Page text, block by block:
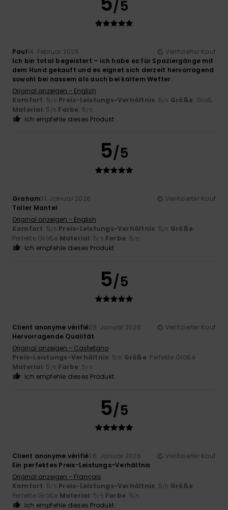
/5
Paul14. Februar 2026
Verifizierter Kauf
Ich bin total begeistert – ich habe es für Spaziergänge mit
dem Hund gekauft und es eignet sich derzeit hervorragend
sowohl bei nassem als auch bei kaltem Wetter.
Original anzeigen - English
Komfort: 5/5 Preis-Leistungs-Verhältnis: 5/5 Größe: Groß
Material: 5 /5 Farbe: 5/5
Ich empfehle dieses Produkt
5/5
Graham31. Januar 2026
Verifizierter Kauf
Toller Mantel
Original anzeigen - English
Komfort: 5/5 Preis-Leistungs-Verhältnis: 5/5 Größe:
Perfekte Größe Material: 5/5 Farbe: 5/5
Ich empfehle dieses Produkt
5/5
Client anonyme vérifié29. Januar 2026
Verifizierter Kauf
Hervorragende Qualität
Original anzeigen - Castellano
Preis-Leistungs-Verhältnis: 5/5 Größe: Perfekte Größe
Material: 5 /5 Farbe: 5/5
Ich empfehle dieses Produkt
5/5
Client anonyme vérifié26. Januar 2026
Verifizierter Kauf
Ein perfektes Preis-Leistungs-Verhältnis
Original anzeigen - Français
Komfort: 5/5 Preis-Leistungs-Verhältnis: 5/5 Größe:
Perfekte Größe Material: 5/5 Farbe: 5/5
Ich empfehle dieses Produkt